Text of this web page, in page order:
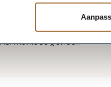
afwerking in fiberglas
voor styling in
meerdere maten of
geheel.